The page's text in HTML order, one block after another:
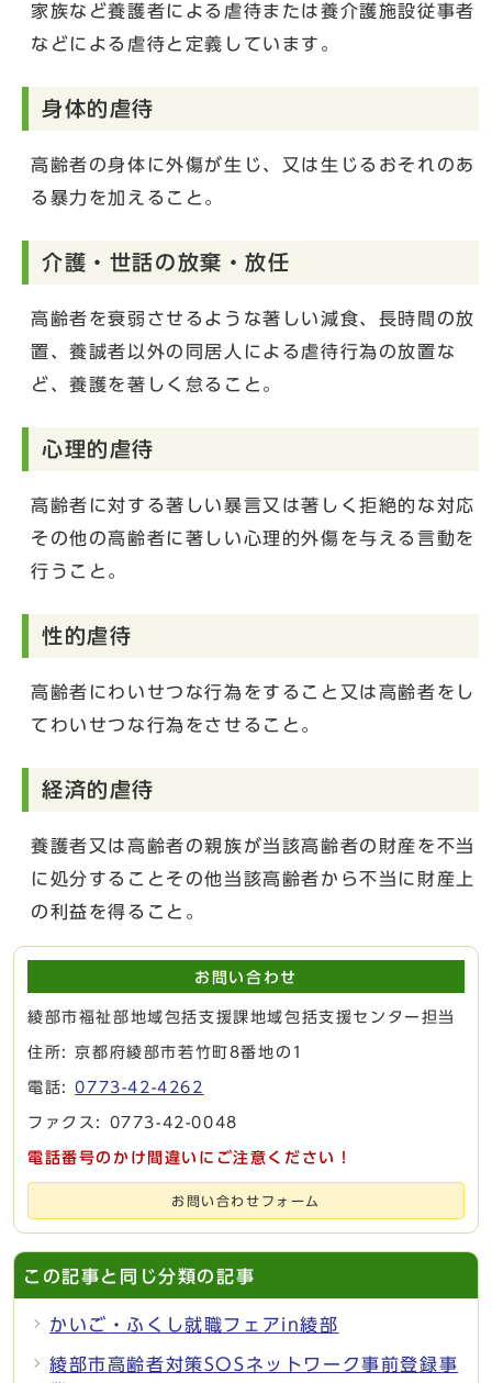
家族など養護者による虐待または養介護施設従事者
などによる虐待と定義しています。
身体的虐待
高齢者の身体に外傷が生じ、又は生じるおそれのあ
る暴力を加えること。
介護・世話の放棄・放任
高齢者を衰弱させるような著しい減食、長時間の放
置、養誠者以外の同居人による虐待行為の放置な
ど、養護を著しく怠ること。
心理的虐待
高齢者に対する著しい暴言又は著しく拒絶的な対応
その他の高齢者に著しい心理的外傷を与える言動を
行うこと。
性的虐待
高齢者にわいせつな行為をすること又は高齢者をし
てわいせつな行為をさせること。
経済的虐待
養護者又は高齢者の親族が当該高齢者の財産を不当
に処分することその他当該高齢者から不当に財産上
の利益を得ること。
お問い合わせ
綾部市福祉部地域包括支援課地域包括支援センター担当
住所: 京都府綾部市若竹町8番地の1
電話:0773-42-4262
ファクス: 0773-42-0048
電話番号のかけ間違いにご注意ください！
お問い合わせフォーム
この記事と同じ分類の記事
かいご・ふくし就職フェアin綾部
綾部市高齢者対策SOSネットワーク事前登録事